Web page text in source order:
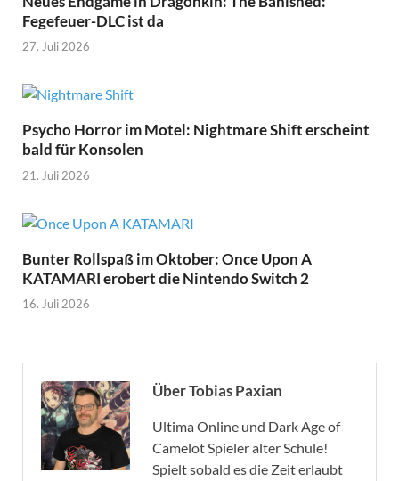
Fegefeuer-DLC ist da
27. Juli 2026
Psycho Horror im Motel: Nightmare Shift erscheint
bald für Konsolen
21. Juli 2026
Bunter Rollspaß im Oktober: Once Upon A
KATAMARI erobert die Nintendo Switch 2
16. Juli 2026
Über Tobias Paxian
Ultima Online und Dark Age of
Camelot Spieler alter Schule!
Spielt sobald es die Zeit erlaubt